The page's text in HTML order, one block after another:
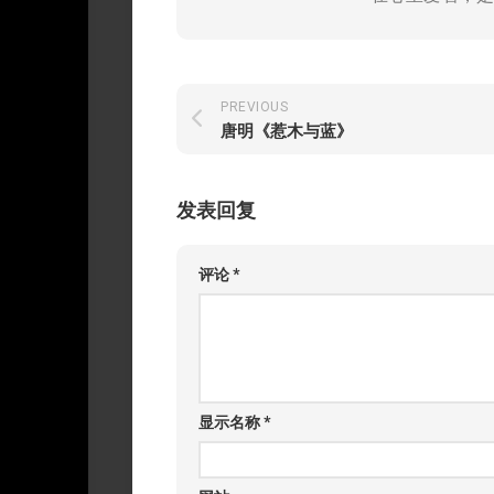
PREVIOUS
唐明《惹木与蓝》
发表回复
评论*
显示名称*